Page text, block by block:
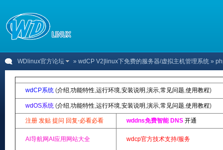
WDlinux官方论坛 » wdCP V2|linux下免费的服务器/虚拟主机管理系统 »
wdCP系统 (介绍,功能特性,运行环境,安装说明 ,演示,常见问题,使用教程)
wdOS系统 (介绍,功能特性,运行环境,安装说明 ,演示,常见问题,使用教程)
注册 发贴 提问 回复-必看必看 wddns免费智能 DNS 开通
AI导航网AI应用网站大全 wdcp官方技术支持/服务